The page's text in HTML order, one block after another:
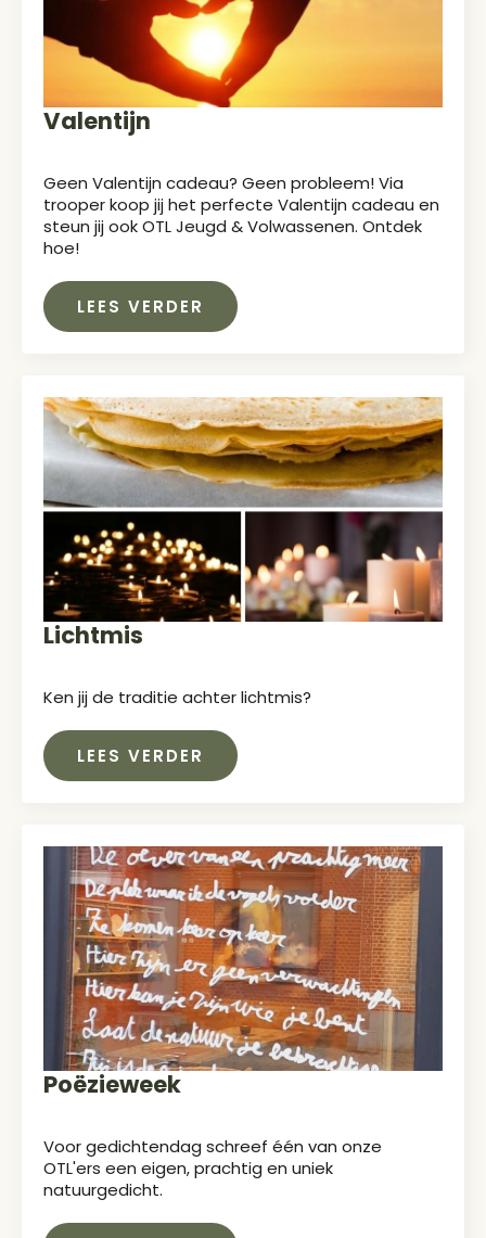
Valentijn
Geen Valentijn cadeau? Geen probleem! Via
trooper koop jij het perfecte Valentijn cadeau en
steun jij ook OTL Jeugd & Volwassenen. Ontdek
hoe!
LEES VERDER
Lichtmis
Ken jij de traditie achter lichtmis?
LEES VERDER
Poëzieweek
Voor gedichtendag schreef één van onze
OTL'ers een eigen, prachtig en uniek
natuurgedicht.